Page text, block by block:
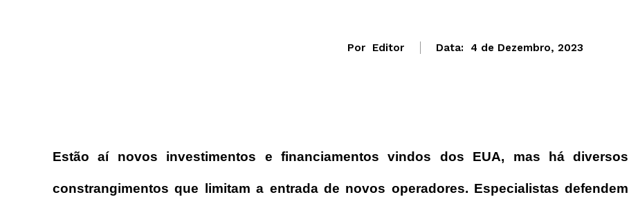
Por Editor Data: 4 de Dezembro, 2023
Estão aí novos investimentos e financiamentos vindos dos EUA, mas há diversos
constrangimentos que limitam a entrada de novos operadores. Especialistas defendem